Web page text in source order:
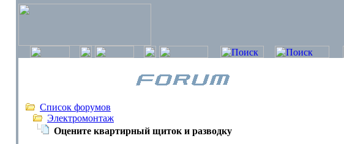
Список форумов
Электромонтаж
Оцените квартирный щиток и разводку